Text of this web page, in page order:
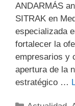
ANDARMÁS
SITRAK en
especializada
fortalecer la
empresarios y
apertura de la
estratégico …